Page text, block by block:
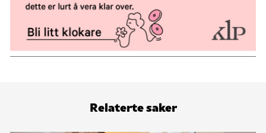
Relaterte saker